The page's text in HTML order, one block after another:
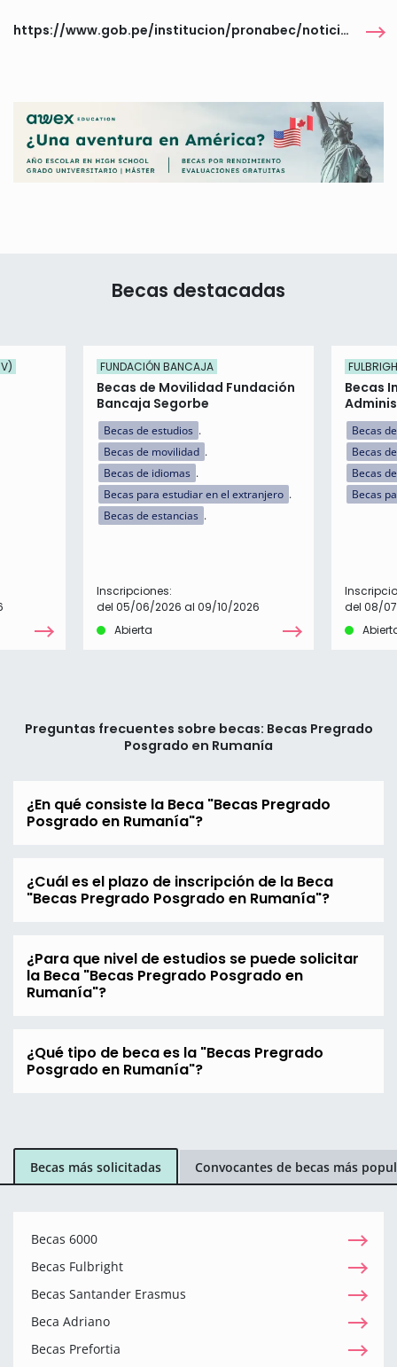
https://www.gob.pe/institucion/pronabec/noticias/1120397-estudia-tu-pregrado-o-posgrado-en-europa-pronabec-te-cuenta-sobre-las-becas-que-ofrece-rumania-a-estudiantes-peruanos
Becas destacadas
FUNDACIÓN BANCAJA
Becas de Movilidad Fundación
Bancaja Segorbe
Becas de estudios
Becas de movilidad
Becas de idiomas
Becas para estudiar en el extranjero
Becas de estancias
Inscripciones:
del 05/06/2026 al 09/10/2026
Abierta
Becas
Becas
Becas
Becas
Becas
del 08/
Preguntas frecuentes sobre becas: Becas Pregrado
Posgrado en Rumanía
¿En qué consiste la Beca "Becas Pregrado
Posgrado en Rumanía"?
¿Cuál es el plazo de inscripción de la Beca
"Becas Pregrado Posgrado en Rumanía"?
¿Para que nivel de estudios se puede solicitar
la Beca "Becas Pregrado Posgrado en
Rumanía"?
¿Qué tipo de beca es la "Becas Pregrado
Posgrado en Rumanía"?
Becas más solicitadas Convocantes de becas más
Becas 6000
Becas Fulbright
Becas Santander Erasmus
Beca Adriano
Becas Prefortia